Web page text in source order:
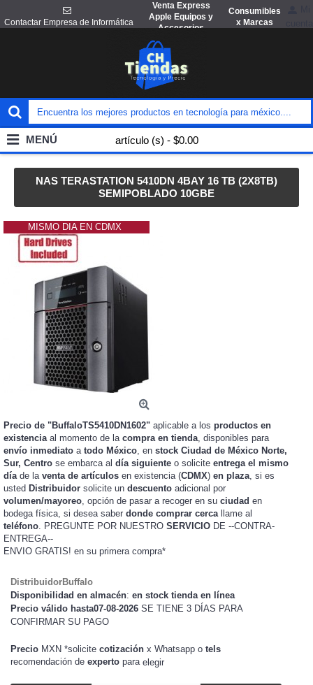
Contactar Empresa de Informática
Venta Express
Apple Equipos y
Accesorios
Consumibles
x Marcas
artículo (s) - $0.00
MENÚ
NAS TERASTATION 5410DN 4BAY 16 TB (2X8TB)
SEMIPOBLADO 10GBE
MISMO DIA EN CDMX
Precio de "BuffaloTS5410DN1602" aplicable a los productos en
existenciaal momento de la compra en tienda, disponibles para
envío inmediato a todo México, en stock Ciudad de México Norte,
Sur, Centro se embarca al día siguiente o solicite entrega el mismo
díade la venta de artículos en existencia (CDMX) en plaza, si es
usted Distribuidor solicite un descuento adicional por
volumen/mayoreo, opción de pasar a recoger en su ciudad en
bodega física, si desea saber donde comprar cercallame al
teléfono. PREGUNTE POR NUESTRO SERVICIO DE --CONTRA-
ENTREGA--
ENVIO GRATIS! en su primera compra*
DistribuidorBuffalo
Disponibilidad en almacén: en stock tienda en línea
Precio válido hasta07-08-2026 SE TIENE 3 DÍAS PARA
CONFIRMAR SU PAGO
Precio MXN *solicite cotización x Whatsapp o tels
recomendación de experto para elegir